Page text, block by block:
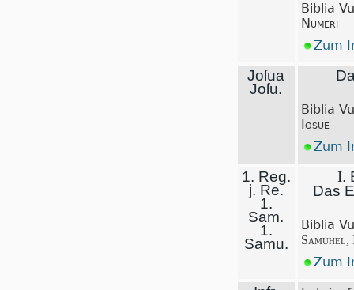
Biblia
Numeri
Zum
Joſua
Joſu.
Biblia
Iosue
Zum
1. Reg.
j. Re.
1.
Sam.
1.
Samu.
I.
Das
Biblia
Samuhel,
Zum